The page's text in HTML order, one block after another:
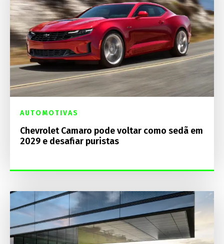
AUTOMOTIVAS
Chevrolet Camaro pode voltar como sedã em
2029 e desafiar puristas